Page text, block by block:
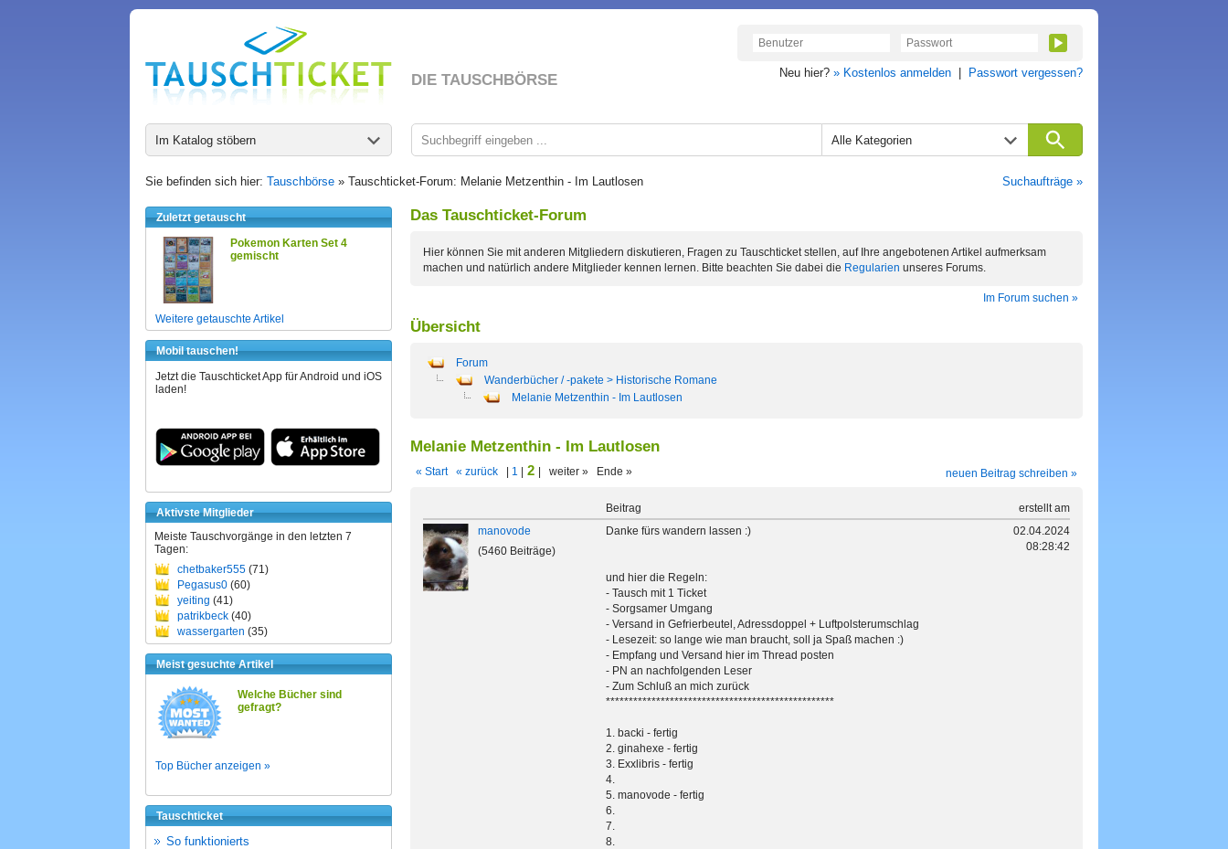
DIE TAUSCHBÖRSE Neu hier? » Kostenlos anmelden Passwort vergessen?
Im Katalog stöbern Alle Kategorien
Sie befinden sich hier: Tauschbörse » Tauschticket-Forum: Melanie Metzenthin - Im Lautlosen Suchaufträge »
Zuletzt getauscht
Pokemon Karten Set 4
gemischt
Weitere getauschte Artikel
Mobil tauschen!
Jetzt die Tauschticket App für Android und iOS
laden!
Aktivste Mitglieder
Meiste Tauschvorgänge in den letzten 7
Tagen:
chetbaker555 (71)
Pegasus0 (60)
yeiting (41)
patrikbeck (40)
wassergarten (35)
Meist gesuchte Artikel
Welche Bücher sind
gefragt?
Top Bücher anzeigen »
Tauschticket
So funktionierts
Das Tauschticket-Forum
Hier können Sie mit anderen Mitgliedern diskutieren, Fragen zu Tauschticket stellen, auf Ihre angebotenen Artikel aufmerksam
machen und natürlich andere Mitglieder kennen lernen. Bitte beachten Sie dabei die Regularien unseres Forums.
Im Forum suchen »
Übersicht
Forum
Wanderbücher / -pakete > Historische Romane
Melanie Metzenthin - Im Lautlosen
Melanie Metzenthin - Im Lautlosen
« Start « zurück 1 2 | weiter » Ende » neuen Beitrag schreiben »
Beitrag
erstellt am
manovode
(5460 Beiträge)
Danke fürs wandern lassen :)
und hier die Regeln:
- Tausch mit 1 Ticket
- Sorgsamer Umgang
- Versand in Gefrierbeutel, Adressdoppel + Luftpolsterumschlag
- Lesezeit: so lange wie man braucht, soll ja Spaß machen :)
- Empfang und Versand hier im Thread posten
- PN an nachfolgenden Leser
- Zum Schluß an mich zurück
**************************************************
1. backi - fertig
2. ginahexe - fertig
3. Exxlibris - fertig
4.
5. manovode - fertig
6.
7.
8.
02.04.2024
08:28:42